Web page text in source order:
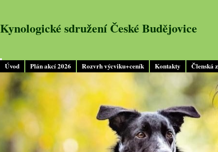
Úvod Plán akcí 2026 Rozvrh výcviku+ceník Kontakty Členská
Kynologické sdružení České Budějovice